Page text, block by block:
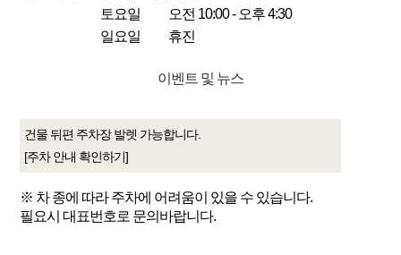
이벤트 및 뉴스
토요일
일요일
오전 10:00 - 오후 4:30
휴진
건물 뒤편 주차장 발렛 가능합니다.
[주차 안내 확인하기]
※ 차 종에 따라 주차에 어려움이 있을 수 있습니다.
필요시 대표번호로 문의바랍니다.